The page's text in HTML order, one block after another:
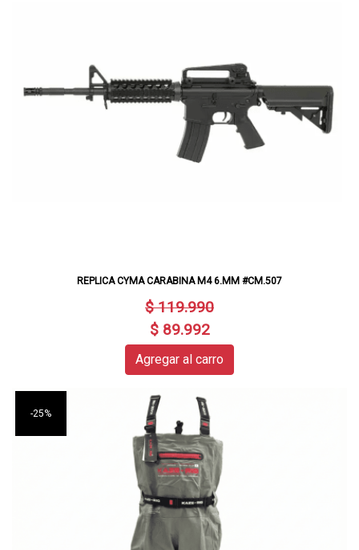
REPLICA CYMA CARABINA M4 6.MM #CM.507
$ 119.990
$ 89.992
Agregar al carro
-25%